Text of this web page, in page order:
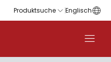
Produktsuche Englisch